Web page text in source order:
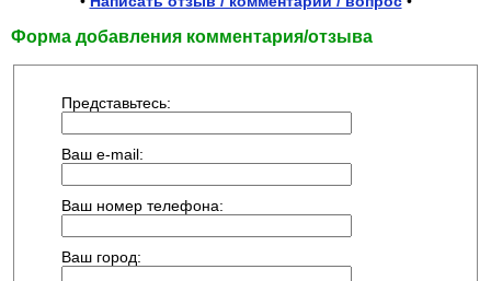
Форма добавления комментария/отзыва
Представьтесь:
Ваш e-mail:
Ваш номер телефона:
Ваш город: